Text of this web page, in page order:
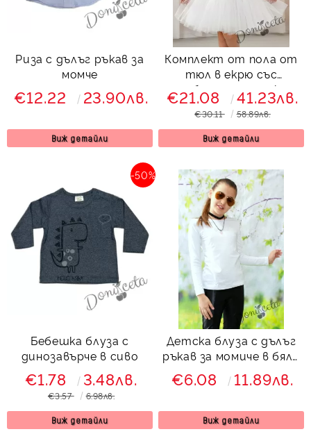
Риза с дълъг ръкав за
момче
€12.22 23.90лв.
Виж детайли
Комплект от пола от
тюл в екрю със
сребрист ластик и
блуза със сърце
Contrast
€21.08 41.23лв.
€30.11 58.89лв.
Виж детайли
Бебешка блуза с
динозавърче в сиво
-50%
€1.78 3.48лв.
€3.57 6.98лв.
Виж детайли
Детска блуза с дълъг
ръкав за момиче в бяло
с надпис
€6.08 11.89лв.
Виж детайли